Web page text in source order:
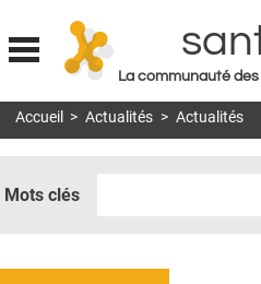
Jump to
La communauté
MON COMPTE
Accueil > Actualités > Actualités
Mots clés